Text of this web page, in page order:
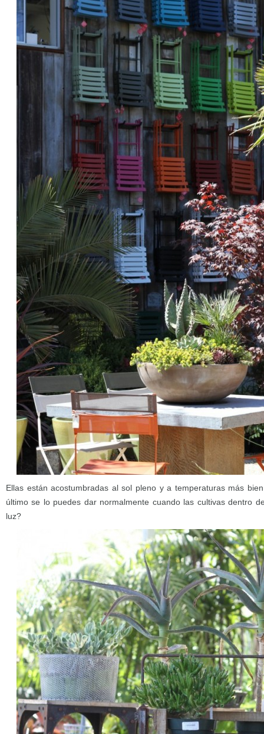
Ellas están acostumbradas al sol pleno y a temperaturas más
último se lo puedes dar normalmente cuando las cultivas dentro
luz?